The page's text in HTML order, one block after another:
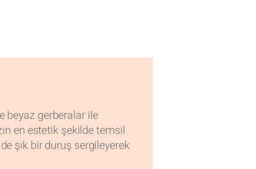
beyaz gerberalar ile
en estetik şekilde temsil
şık bir duruş sergileyerek